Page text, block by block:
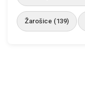
Žarošice (139)